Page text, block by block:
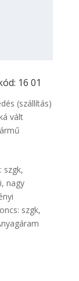
16 01
(szállítás)
vált
szgk,
nagy
szgk,